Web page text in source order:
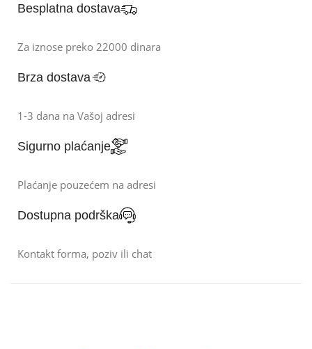
Besplatna dostava
Za iznose preko 22000 dinara
Brza dostava
1-3 dana na Vašoj adresi
Sigurno plaćanje
Plaćanje pouzećem na adresi
Dostupna podrška
Kontakt forma, poziv ili chat